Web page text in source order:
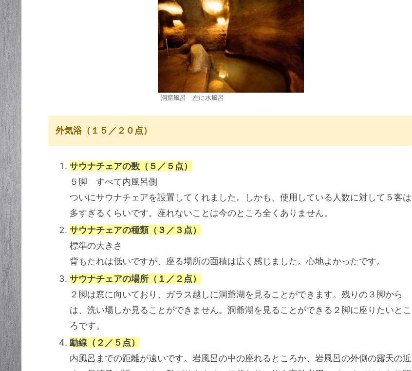
洞窟風呂 左に水風呂
外気浴（１５／２０点）
サウナチェアの数（５／５点）
５脚 すべて内風呂側
ついにサウナチェアを設置してくれました。しかも、使用している人数に対して５客は
多すぎるくらいです。座れないことは今のところ全くありません。
サウナチェアの種類（３／３点）
標準の大きさ
背もたれは低いですが、座る場所の面積は広く感じました。心地よかったです。
サウナチェアの場所（１／２点）
２脚は窓に向いており、ガラス越しに洞爺湖を見ることができます。残りの３脚から
は、洗い場しか見ることができません。洞爺湖を見ることができる２脚に座りたいとこ
ろです。
動線（２／５点）
内風呂までの距離が遠いです。岩風呂の中の座れるところか、岩風呂の外側の露天の近